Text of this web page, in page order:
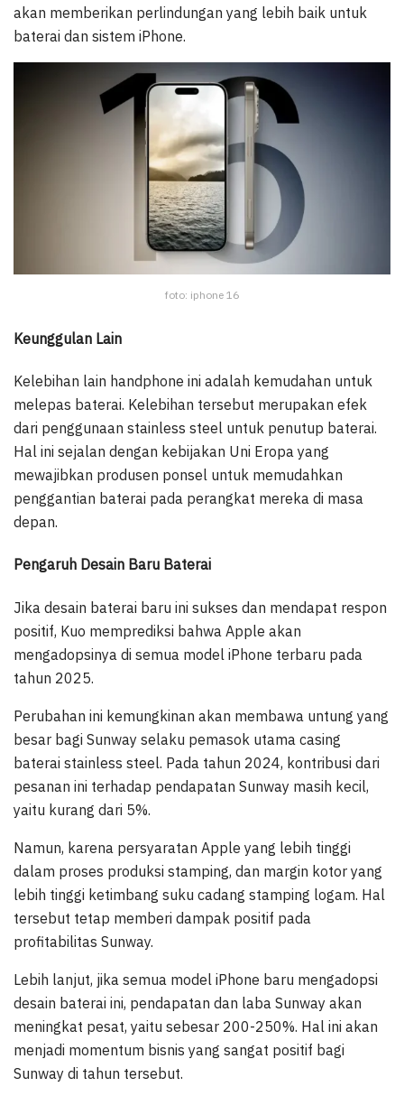
akan memberikan perlindungan yang lebih baik untuk
baterai dan sistem iPhone.
foto: iphone 16
Keunggulan Lain
Kelebihan lain handphone ini adalah kemudahan untuk
melepas baterai. Kelebihan tersebut merupakan efek
dari penggunaan stainless steel untuk penutup baterai.
Hal ini sejalan dengan kebijakan Uni Eropa yang
mewajibkan produsen ponsel untuk memudahkan
penggantian baterai pada perangkat mereka di masa
depan.
Pengaruh Desain Baru Baterai
Jika desain baterai baru ini sukses dan mendapat respon
positif, Kuo memprediksi bahwa Apple akan
mengadopsinya di semua model iPhone terbaru pada
tahun 2025.
Perubahan ini kemungkinan akan membawa untung yang
besar bagi Sunway selaku pemasok utama casing
baterai stainless steel. Pada tahun 2024, kontribusi dari
pesanan ini terhadap pendapatan Sunway masih kecil,
yaitu kurang dari 5%.
Namun, karena persyaratan Apple yang lebih tinggi
dalam proses produksi stamping, dan margin kotor yang
lebih tinggi ketimbang suku cadang stamping logam. Hal
tersebut tetap memberi dampak positif pada
profitabilitas Sunway.
Lebih lanjut, jika semua model iPhone baru mengadopsi
desain baterai ini, pendapatan dan laba Sunway akan
meningkat pesat, yaitu sebesar 200-250%. Hal ini akan
menjadi momentum bisnis yang sangat positif bagi
Sunway di tahun tersebut.